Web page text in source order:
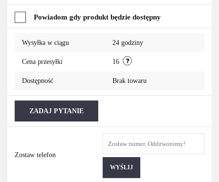
Do
Powiadom gdy produkt będzie dostępny
Wysyłka w ciągu 24 godziny
Cena przesyłki 16
Dostępność Brak towaru
ZADAJ PYTANIE
Zostaw telefon
WYŚLIJ